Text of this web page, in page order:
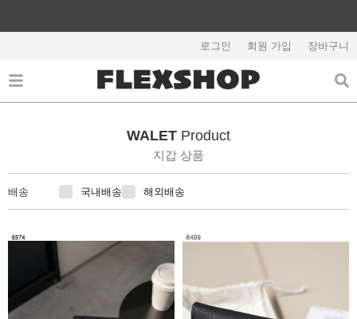
건
너
로그인 회원 가입 장바구니
WALET Product
지갑 상품
배송 국내배송 해외배송